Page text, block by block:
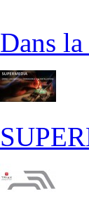
Dans